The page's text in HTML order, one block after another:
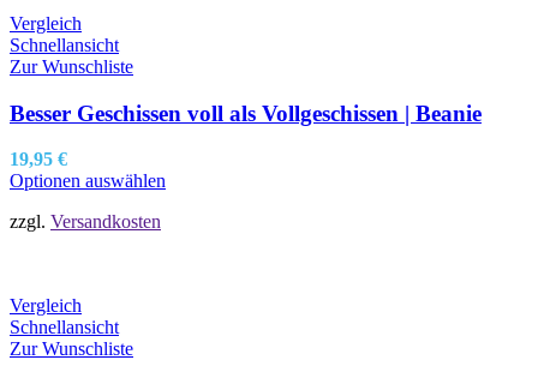
Vergleich
Schnellansicht
Zur Wunschliste
Besser Geschissen voll als Vollgeschissen | Beanie
19,95 €
Optionen auswählen
zzgl. Versandkosten
Vergleich
Schnellansicht
Zur Wunschliste